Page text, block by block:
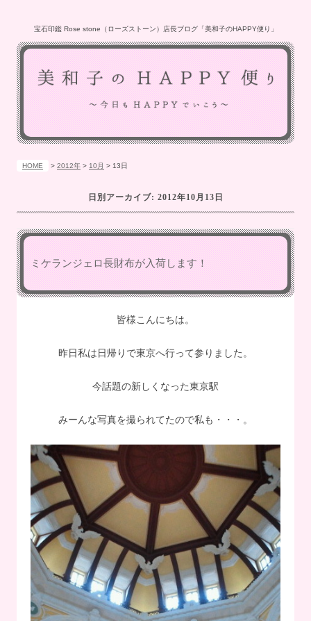
宝石印鑑 Rose stone（ローズストーン）店長ブログ「美和子のHAPPY便り」
HOME > 2012年 > 10月 > 13日
日別アーカイブ: 2012年10月13日
ミケランジェロ長財布が入荷します！
皆様こんにちは。
昨日私は日帰りで東京へ行って参りました。
今話題の新しくなった東京駅
みーんな写真を撮られてたので私も・・・。